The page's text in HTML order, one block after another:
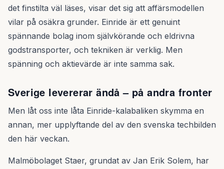
det finstilta väl läses, visar det sig att affärsmodellen
vilar på osäkra grunder. Einride är ett genuint
spännande bolag inom självkörande och eldrivna
godstransporter, och tekniken är verklig. Men
spänning och aktievärde är inte samma sak.
Sverige levererar ändå – på andra fronter
Men låt oss inte låta Einride-kalabaliken skymma en
annan, mer upplyftande del av den svenska techbilden
den här veckan.
Malmöbolaget Staer, grundat av Jan Erik Solem, har